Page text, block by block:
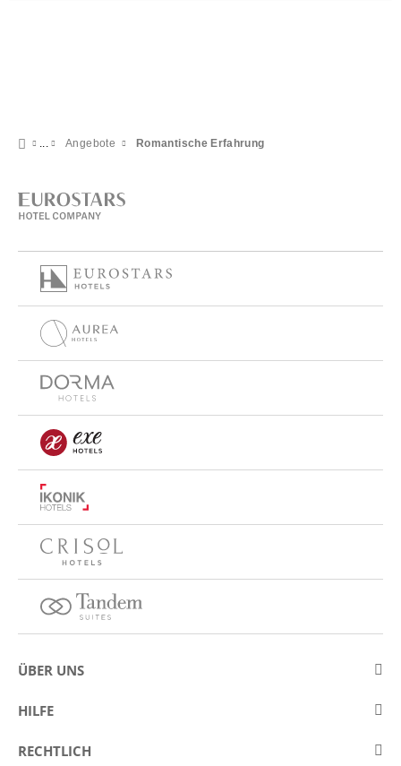
Angebote Romantische Erfahrung
ÜBER UNS
Über Eurostars Hotel Company
Wettbewerbe
HILFE
Kontakt
RECHTLICH